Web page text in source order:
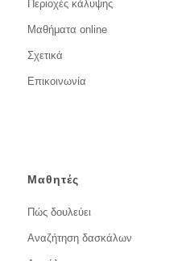
Περιοχές κάλυψης
Μαθήματα online
Σχετικά
Επικοινωνία
Μαθητές
Πώς δουλεύει
Αναζήτηση δασκάλων